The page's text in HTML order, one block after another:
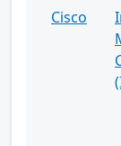
Cisco